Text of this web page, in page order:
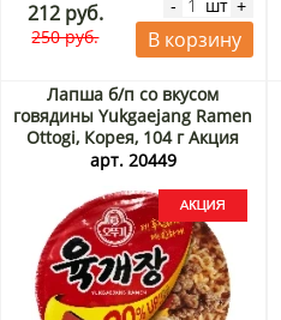
212 руб.
250 руб.
- шт +
В корзину
Лапша б/п со вкусом
говядины Yukgaejang Ramen
Ottogi, Корея, 104 г Акция
арт. 20449